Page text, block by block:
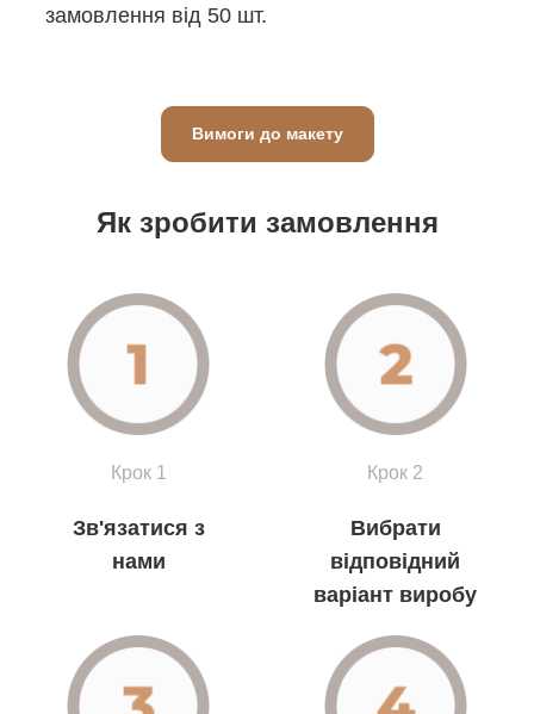
замовлення від 50 шт.
Вимоги до макету
Як зробити замовлення
Крок 1
Зв'язатися з
нами
Крок 2
Вибрати
відповідний
варіант виробу